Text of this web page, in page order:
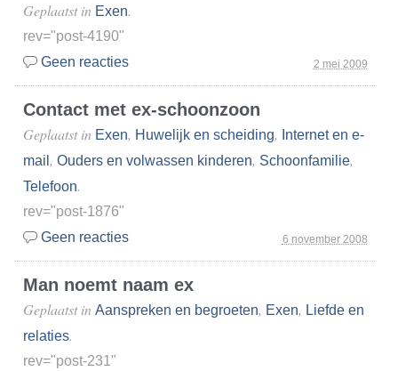
2 mei 2009
Geplaatst in Exen.
rev="post-4190"
Geen reacties
Contact met ex-schoonzoon
6 november 2008
Geplaatst in Exen, Huwelijk en scheiding,
Internet en e-
mail , Ouders en volwassen kinderen, Schoonfamilie,
Telefoon.
rev="post-1876"
Geen reacties
Man noemt naam ex
Geplaatst in Aanspreken en begroeten, Exen, Liefde en
relaties.
rev="post-231"